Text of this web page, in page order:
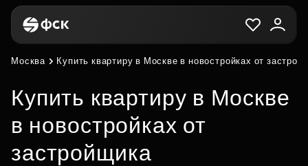
Москва Купить квартиру в Москве в новостройках от
Купить квартиру в Москве
в новостройках от
застройщика